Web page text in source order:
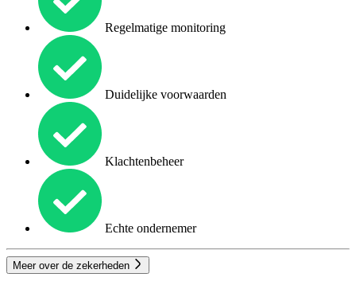
Regelmatige monitoring
Duidelijke voorwaarden
Klachtenbeheer
Echte ondernemer
Meer over de zekerheden